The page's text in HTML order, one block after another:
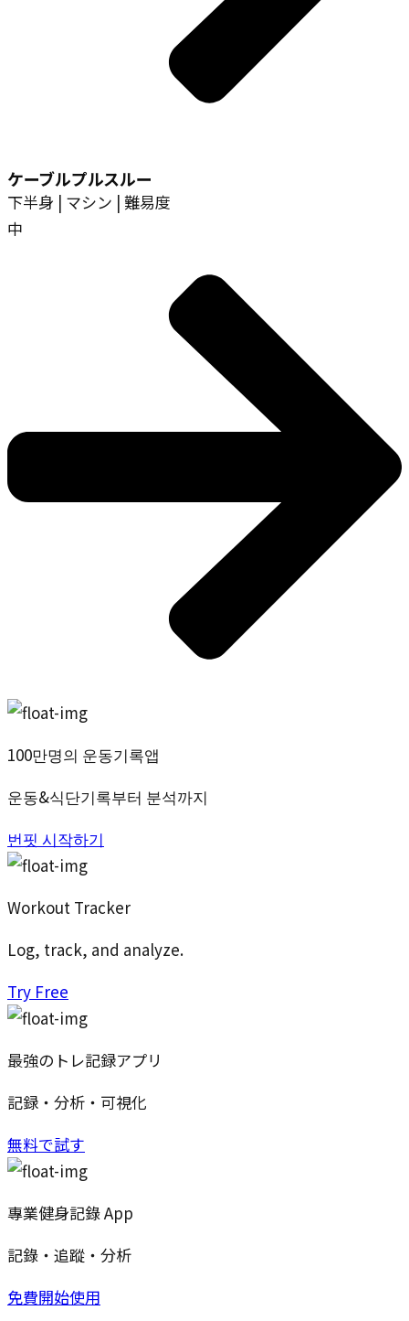
ケーブルプルスルー
下半身 | マシン | 難易度
中
100만명의 운동기록앱
운동&식단기록부터 분석까지
번핏 시작하기
Workout Tracker
Log, track, and analyze.
Try Free
最強のトレ記録アプリ
記録・分析・可視化
無料で試す
專業健身記錄 App
記錄・追蹤・分析
免費開始使用